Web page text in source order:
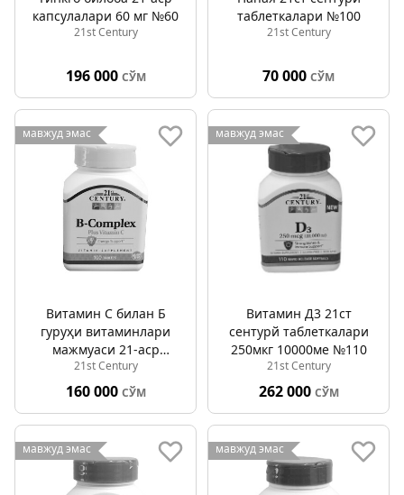
капсулалари 60 мг №60
21st Century
196 000 СЎМ
таблеткалари №100
21st Century
70 000 СЎМ
мавжуд эмас
Витамин C билан Б
гуруҳи витаминлари
мажмуаси 21-аср
таблеткалари №100
21st Century
160 000 СЎМ
мавжуд эмас
Витамин Д3 21ст
cентурй таблеткалари
250мкг 10000ме №110
21st Century
262 000 СЎМ
мавжуд эмас мавжуд эмас